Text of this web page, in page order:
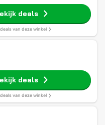
deals
van deze winkel
deals
van deze winkel